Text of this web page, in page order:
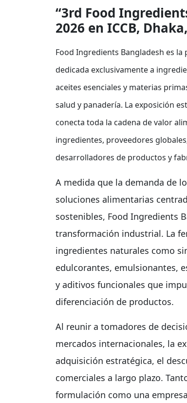
“3rd Food
2026 en ICCB,
Food Ingredients Bangladesh es
dedicada exclusivamente a
aceites esenciales y materias
salud y panadería. La exposición
conecta toda la cadena de valor
ingredientes, proveedores
desarrolladores de productos y
A medida que la demanda de
soluciones alimentarias
sostenibles, Food Ingredients
transformación industrial. La
ingredientes naturales como
edulcorantes, emulsionantes,
y aditivos funcionales que
diferenciación de productos.
Al reunir a tomadores de
mercados internacionales, la
adquisición estratégica, el
comerciales a largo plazo.
formulación como una